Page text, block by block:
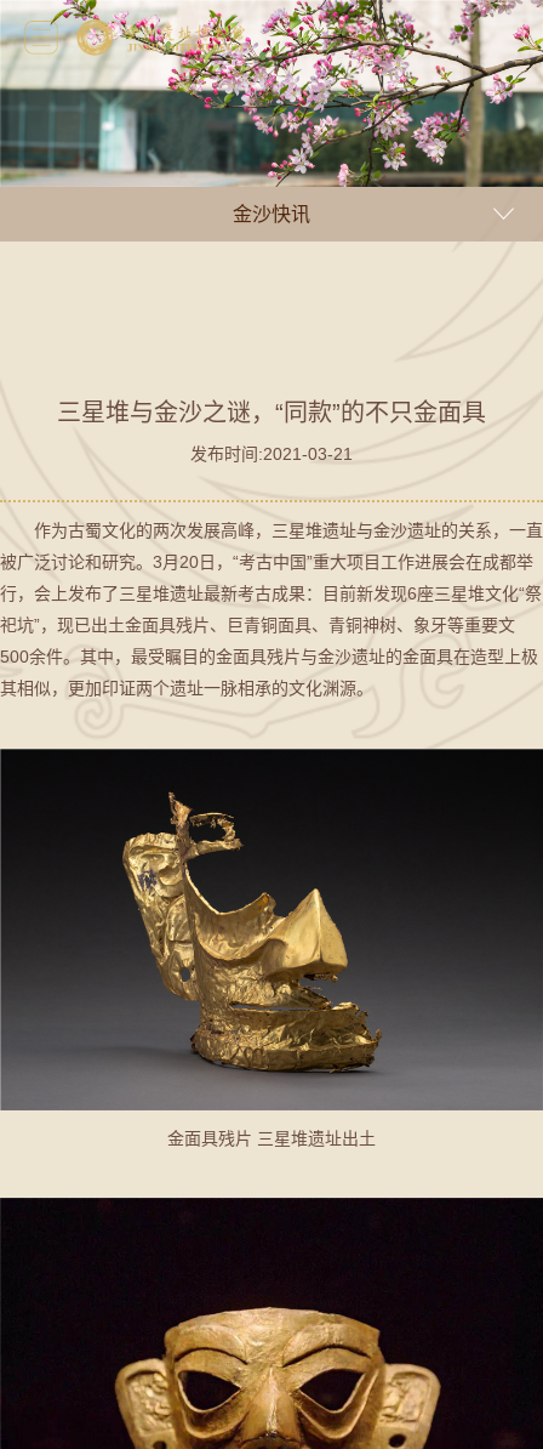
金沙快讯
三星堆与金沙之谜，“同款”的不只金面具
发布时间:2021-03-21
作为古蜀文化的两次发展高峰，三星堆遗址与金沙遗址的关系，一直
被广泛讨论和研究。3月20日，“考古中国”重大项目工作进展会在成都举
行，会上发布了三星堆遗址最新考古成果：目前新发现6座三星堆文化“祭
祀坑”，现已出土金面具残片、巨青铜面具、青铜神树、象牙等重要文
500余件。其中，最受瞩目的金面具残片与金沙遗址的金面具在造型上极
其相似，更加印证两个遗址一脉相承的文化渊源。
金面具残片 三星堆遗址出土